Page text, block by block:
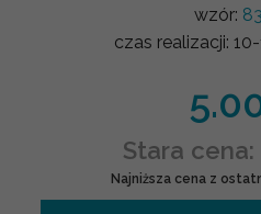
wzór:
czas realizacji:
Stara cena:
Najniższa cena z